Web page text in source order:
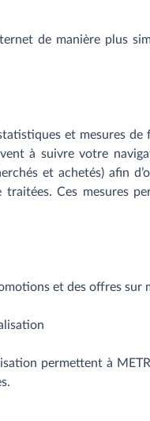
de manière plus
et mesures
à suivre votre
et achetés) afin
Ces mesures
et des offres
permettent à